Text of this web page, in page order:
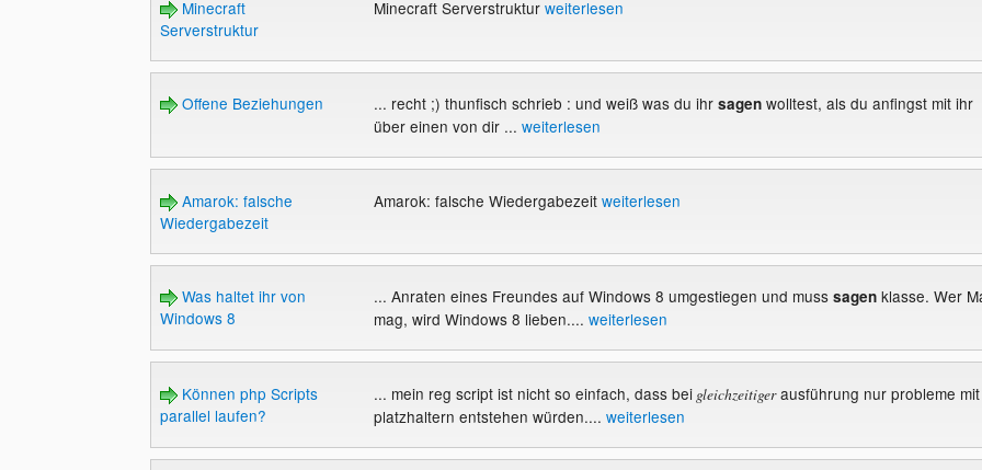
Minecraft
Serverstruktur
Minecraft Serverstruktur weiterlesen
Offene Beziehungen ... recht ;) thunfisch schrieb : und weiß was du ihrsagenwolltest, als du anfingst mit ihr
über einen von dir ... weiterlesen
Amarok: falsche
Wiedergabezeit
Amarok: falsche Wiedergabezeit weiterlesen
Was haltet ihr von
Windows 8
... Anraten eines Freundes auf Windows 8 umgestiegen und musssagenklasse. Wer
mag, wird Windows 8 lieben.... weiterlesen
Können php Scripts
parallel laufen?
... mein reg script ist nicht so einfach, dass beigleichzeitigerausführung nur probleme mit
platzhaltern entstehen würden.... weiterlesen